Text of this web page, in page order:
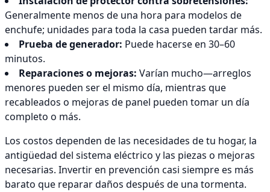
Generalmente menos de una hora para modelos de
enchufe; unidades para toda la casa pueden tardar más.
Prueba de generador: Puede hacerse en 30–60
minutos.
Reparaciones o mejoras: Varían mucho—arreglos
menores pueden ser el mismo día, mientras que
recableados o mejoras de panel pueden tomar un día
completo o más.
Los costos dependen de las necesidades de tu hogar, la
antigüedad del sistema eléctrico y las piezas o mejoras
necesarias. Invertir en prevención casi siempre es más
barato que reparar daños después de una tormenta.